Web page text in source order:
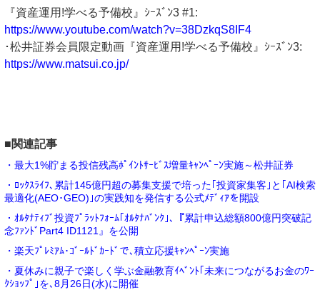
『資産運用!学べる予備校』ｼｰｽﾞﾝ3 #1:
https://www.youtube.com/watch?v=38DzkqS8IF4
･松井証券会員限定動画『資産運用!学べる予備校』ｼｰｽﾞﾝ3:
https://www.matsui.co.jp/
■関連記事
・最大1%貯まる投信残高ﾎﾟｲﾝﾄｻｰﾋﾞｽ増量ｷｬﾝﾍﾟｰﾝ実施～松井証券
・ﾛｯｸｽﾗｲﾌ､累計145億円超の募集支援で培った｢投資家集客｣と｢AI検索
最適化(AEO･GEO)｣の実践知を発信する公式ﾒﾃﾞｨｱを開設
・ｵﾙﾀﾅﾃｨﾌﾞ投資ﾌﾟﾗｯﾄﾌｫｰﾑ｢ｵﾙﾀﾅﾊﾞﾝｸ｣､『累計申込総額800億円突破記
念ﾌｧﾝﾄﾞPart4 ID1121』を公開
・楽天ﾌﾟﾚﾐｱﾑ･ｺﾞｰﾙﾄﾞｶｰﾄﾞで､積立応援ｷｬﾝﾍﾟｰﾝ実施
・夏休みに親子で楽しく学ぶ金融教育ｲﾍﾞﾝﾄ｢未来につながるお金のﾜｰ
ｸｼｮｯﾌﾟ｣を､8月26日(水)に開催